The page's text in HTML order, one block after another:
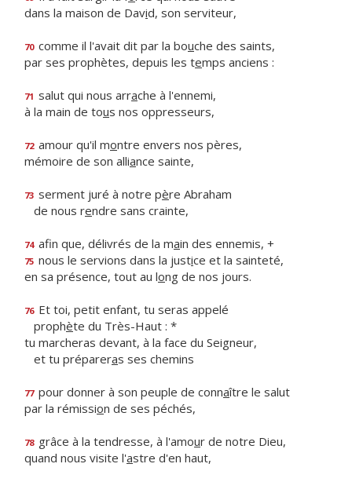
dans la maison de David, son serviteur,
70 comme il l'avait dit par la bouche des saints,
par ses prophètes, depuis les temps anciens :
71 salut qui nous arrache à l'ennemi,
à la main de tous nos oppresseurs,
72 amour qu'il montre envers nos pères,
mémoire de son alliance sainte,
73 serment juré à notre père Abraham
de nous rendre sans crainte,
74 afin que, délivrés de la main des ennemis, +
75 nous le servions dans la justice et la sainteté,
en sa présence, tout au long de nos jours.
76 Et toi, petit enfant, tu seras appelé
prophète du Très-Haut : *
tu marcheras devant, à la face du Seigneur,
et tu prépareras ses chemins
77 pour donner à son peuple de connaître le salut
par la rémission de ses péchés,
78 grâce à la tendresse, à l'amour de notre Dieu,
quand nous visite l'astre d'en haut,